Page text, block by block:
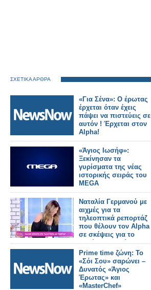
ΣΧΕΤΙΚΑ ΑΡΘΡΑ
«Για Σένα»: Ο έρωτας
έρχεται όταν έχεις
πάψει να πιστεύεις σε
αυτόν ! Έρχεται στον
Alpha!
«Άγιος Ιωσήφ»:
Ξεκίνησαν τα
γυρίσματα της νέας
ιστορικής σειράς του
MEGA
Ναταλία Γερμανού με
αιχμές για τα
τηλεοπτικά ρεπορτάζ
που θέλουν τον Alpha
σε σκέψεις για το
Καλύτερα δε γίνεται...
Prime time ζώνη: Το
«Σόι Σου» σαρώνει –
Δυνατός «Άγιος
Έρωτας» και
«MasterChef»